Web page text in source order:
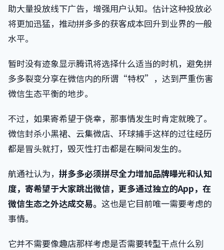
助大量投放线下广告，增强用户认知。估计这种投放必
将更加迅猛，推动拼多多的获客成本回升到业界的一般
水平。
暂时没有迹象显示腾讯将选择什么适当的时机，避免拼
多多裂变分享在微信内的所谓“特权”，达到严重伤害
微信生态平衡的地步。
不过，如果寄希望于侥幸，那事情发生时肯定就晚了。
微信封杀小黑裙、云集微店、环球捕手这样的过往经历
都是冒头就打，毁灭性打击都是在瞬间发生的。
航通社认为， 拼多多必须拼尽全力增加品牌曝光和认知
度，寄希望于大家跳出微信，更多通过独立的App，在
微信生态之外达成交易。 这也是它目前唯一需要考虑的
事情。
它并不需要像趣店那样考虑是否需要转型干点什么别